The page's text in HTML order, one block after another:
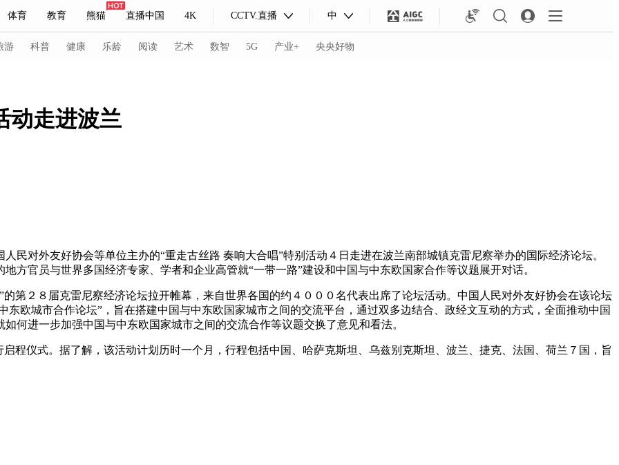
体育 教育 熊猫 直播中国 4K CCTV.直播 中
妙语 热解读 天天学习
持人 下载央视影音
游 科普 健康 乐龄 阅读 艺术 数智 5G 产业+ 央央好物
会 CBA NBA 中超 国足 国际足球 网球 综合体育 亚冬会
体育江湖 文化体育 冰雪道路 足球道路
央博 非遗 文化 旅游 科普 健康 乐龄 阅读 艺术 汽车
云起 超级工厂 智敬中国 全民健康 颜选攻略 海洋 时尚 天气 才艺 网展 央央好物
动走进波兰
外友好协会等单位主办的“重走古丝路 奏响大合唱”特别活动４日走进在波兰南部城镇克雷尼察举办的国际经济论坛。
方官员与世界多国经济专家、学者和企业高管就“一带一路”建设和中国与中东欧国家合作等议题展开对话。
２８届克雷尼察经济论坛拉开帷幕，来自世界各国的约４０００名代表出席了论坛活动。中国人民对外友好协会在该论坛
欧城市合作论坛”，旨在搭建中国与中东欧国家城市之间的交流平台，通过双多边结合、政经文互动的方式，全面推动中国
何进一步加强中国与中东欧国家城市之间的交流合作等议题交换了意见和看法。
式。据了解，该活动计划历时一个月，行程包括中国、哈萨克斯坦、乌兹别克斯坦、波兰、捷克、法国、荷兰７国，旨